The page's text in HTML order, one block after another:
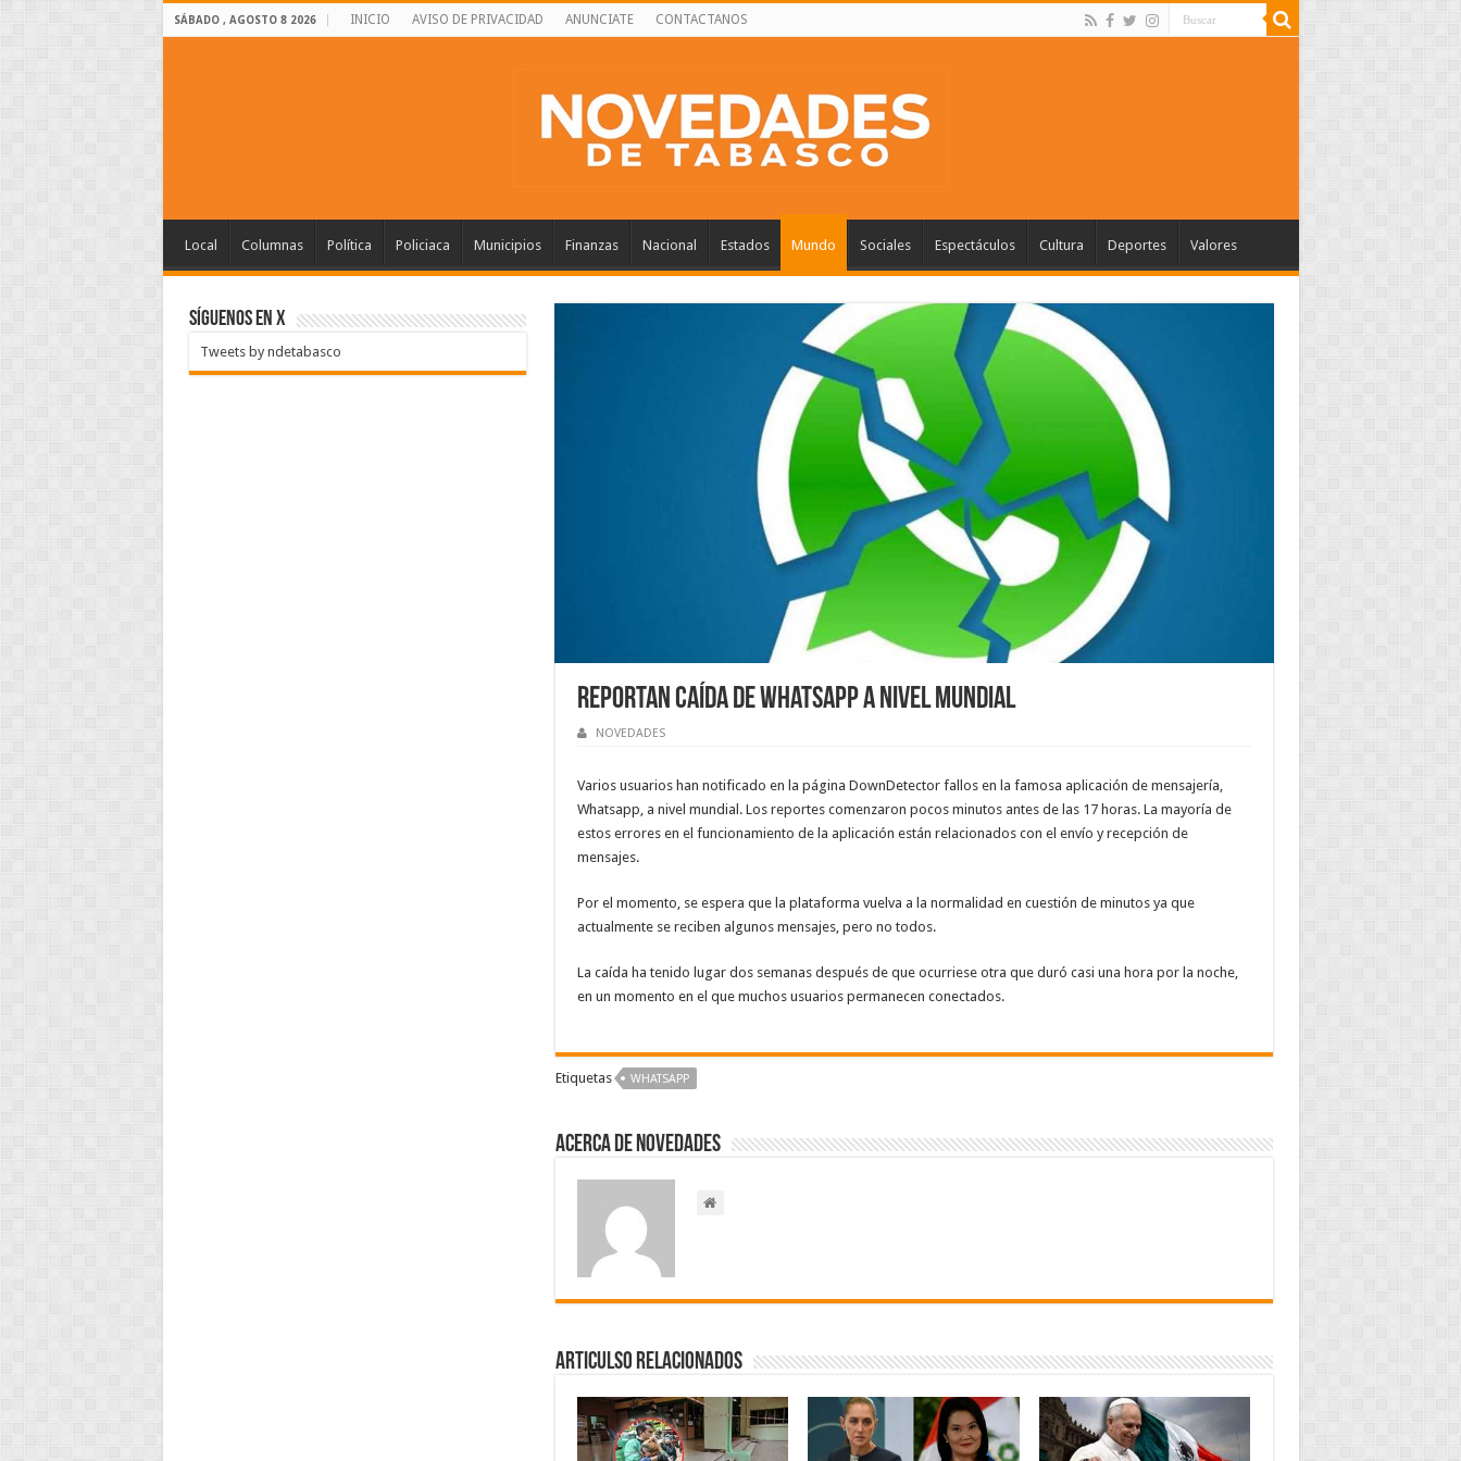
SÁBADO , AGOSTO 8 2026 INICIO AVISO DE PRIVACIDAD ANUNCIATE CONTACTANOS
Local Columnas Política Policiaca Municipios Finanzas Nacional Estados Mundo Sociales Espectáculos Cultura Deportes Valores
Reportan caída de WhatsApp a nivel mundial
NOVEDADES
Varios usuarios han notificado en la página DownDetector fallos en la famosa aplicación de mensajería,
Whatsapp, a nivel mundial. Los reportes comenzaron pocos minutos antes de las 17 horas. La mayoría de
estos errores en el funcionamiento de la aplicación están relacionados con el envío y recepción de
mensajes.
Por el momento, se espera que la plataforma vuelva a la normalidad en cuestión de minutos ya que
actualmente se reciben algunos mensajes, pero no todos.
La caída ha tenido lugar dos semanas después de que ocurriese otra que duró casi una hora por la noche,
en un momento en el que muchos usuarios permanecen conectados.
Etiquetas WHATSAPP
Acerca de NOVEDADES
Articulso Relacionados
SÍGUENOS EN X
Tweets by ndetabasco